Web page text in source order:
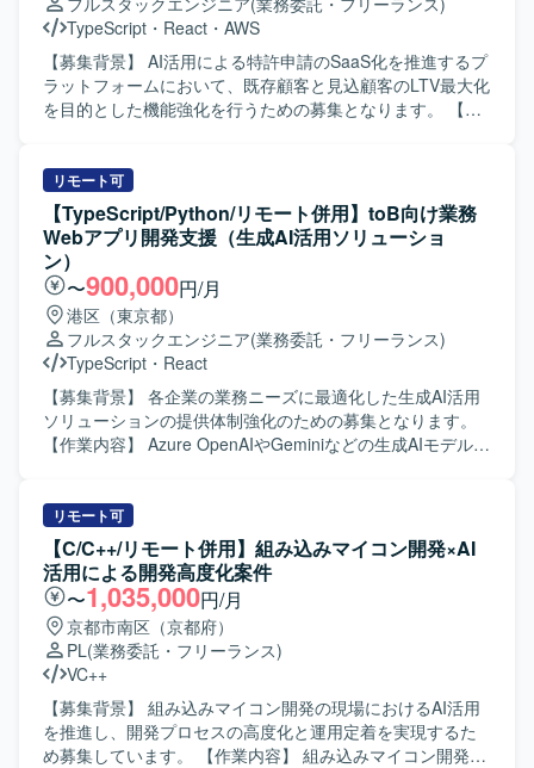
に対するアーキテクチャ選定やプロトタイピング、コード
レビューやCI/CD改善を通じた品質・生産性向上にも携わっ
ていただきます。 【求める人物像】 プロダクト全体のアー
キテクチャや技術選定に主体的に関わりながら、チームメ
ンバーと協力して開発を推進できる方を求めております。
ーションを通じて合意形成やチームビルディングができる
方が望ましいです。 【ポジションの魅力】 3Dデータ処理と
AIアルゴリズムを組み合わせた先進的なプロダクトにおい
て、フロントエンドからバックエンド、MLOpsまで幅広い
領域に関わることができます。プロダクトのコアとなる機
能開発と技術選定に深く関与しながら、テックリードとし
て開発プロセスや品質向上にも影響力を発揮できる環境で
す。 【開発環境】 Python, React, TypeScript, GCP を中心
としたクラウドネイティブな開発環境となっております。
TypeScript ・ React ・ AWS
【募集背景】 AI活用による特許申請のSaaS化を推進するプ
ラットフォームにおいて、既存顧客と見込顧客のLTV最大化
を目的とした機能強化を行うための募集となります。 【作
す。 SaaSシステムとして顧客ごとのデータが相互に混在・
流出しないよう配慮した設計や、安定稼働を前提とした高
品質な実装を行っていただきます。 AI駆動開発環境および
プロジェクト管理ツールを活用しながら、SEとして自走的
にタスクを推進いただきます。 【求める人物像】 AIコーデ
ィングツールを積極的に活用しながらも、生成物の品質を
自らレビューし、改善を回せる方を求めています。 要件を
構造的に整理し、AIへの指示内容を自ら工夫できる方や、
変化のある環境でも主体的にタスクを進められる方がフィ
ットします。 【ポジションの魅力】 AI駆動開発を中核に据
えた開発プロセスを経験でき、LLMや各種AIツールを用い
た最新の開発スタイルに携わることができます。 特許申請
グツール（Cursor / Codex / Claude Code 等）、Docker、
GitHub、AWS を中心としたWebアプリケーション開発環境
を想定しております。
リモート可
【TypeScript/Python/リモート併用】toB向け業務
Webアプリ開発支援（生成AI活用ソリューショ
ン）
〜900,000円/月
港区（東京都）
フルスタックエンジニア(業務委託・フリーランス)
TypeScript ・ React
【募集背景】 各企業の業務ニーズに最適化した生成AI活用
ソリューションの提供体制強化のための募集となります。
【作業内容】 Azure OpenAIやGeminiなどの生成AIモデルを
っていただきます。 各企業の業務ニーズに最適化したWeb
アプリケーションと独自開発のプラグインを組み合わせた
ソリューションにおいて、要件定義や技術選定、基本設
計・詳細設計、フロントエンドおよびバックエンドの実
装、テスト、運用保守までを一貫してご担当いただきま
す。 【求める人物像】 生成AI技術への関心が高く、新しい
技術スタックの選定や検証に主体的に取り組んでいただけ
る方を求めています。顧客の業務課題を理解し、関係者と
円滑にコミュニケーションを取りながらソリューションを
形にしていける方が望ましいです。 【ポジションの魅力】
生成AIを活用した業務Webアプリケーションの設計から運
リモート可
【C/C++/リモート併用】組み込みマイコン開発×AI
活用による開発高度化案件
〜1,035,000円/月
京都市南区（京都府）
PL(業務委託・フリーランス)
VC++
【募集背景】 組み込みマイコン開発の現場におけるAI活用
を推進し、開発プロセスの高度化と運用定着を実現するた
め募集しています。 【作業内容】 組み込みマイコン開発に